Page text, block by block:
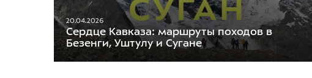
20.04.2026
Сердце Кавказа: маршруты походов в
Безенги, Уштулу и Сугане